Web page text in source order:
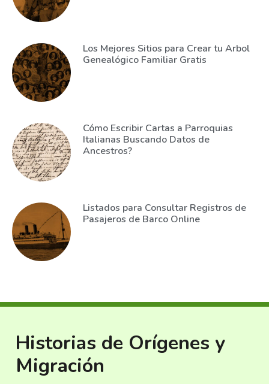
Los Mejores Sitios para Crear tu Arbol
Genealógico Familiar Gratis
Cómo Escribir Cartas a Parroquias
Italianas Buscando Datos de
Ancestros?
Listados para Consultar Registros de
Pasajeros de Barco Online
Historias de Orígenes y
Migración